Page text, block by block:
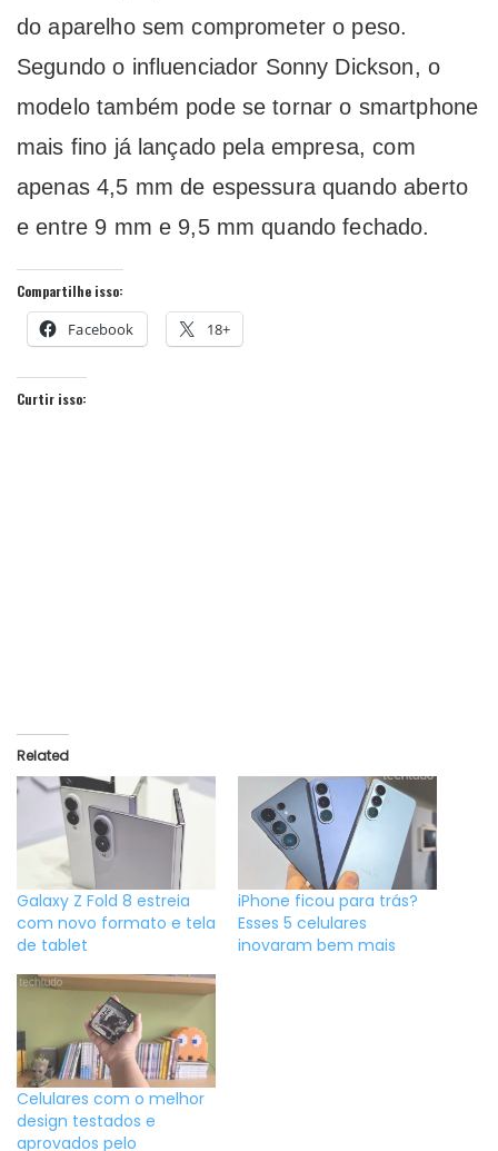
do aparelho sem comprometer o peso.
Segundo o influenciador Sonny Dickson, o
modelo também pode se tornar o smartphone
mais fino já lançado pela empresa, com
apenas 4,5 mm de espessura quando aberto
e entre 9 mm e 9,5 mm quando fechado.
Compartilhe isso:
Facebook 18+
Curtir isso:
Related
Galaxy Z Fold 8 estreia
com novo formato e tela
de tablet
iPhone ficou para trás?
Esses 5 celulares
inovaram bem mais
Celulares com o melhor
design testados e
aprovados pelo